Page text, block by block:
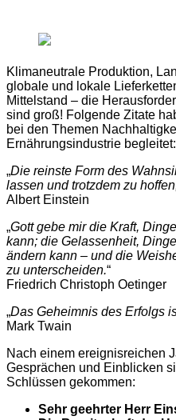
Klimaneutrale Produktion,
globale und lokale
Mittelstand – die
sind groß! Folgende Zitate
bei den Themen
Ernährungsindustrie begleitet:
„Die reinste Form des
lassen und trotzdem zu
Albert Einstein
„Gott gebe mir die Kraft,
kann; die Gelassenheit,
ändern kann – und die
zu unterscheiden.“
Friedrich Christoph Oetinger
„Das Geheimnis des Erfolgs
Mark Twain
Nach einem ereignisreichen
Gesprächen und Einblicken
Schlüssen gekommen:
Sehr geehrter Herr